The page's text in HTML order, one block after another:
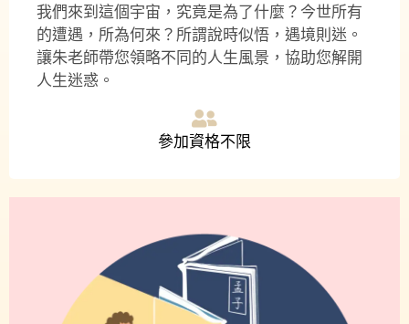
我們來到這個宇宙，究竟是為了什麼？今世所有
的遭遇，所為何來？所謂說時似悟，遇境則迷。
讓朱老師帶您領略不同的人生風景，協助您解開
人生迷惑。
參加資格不限